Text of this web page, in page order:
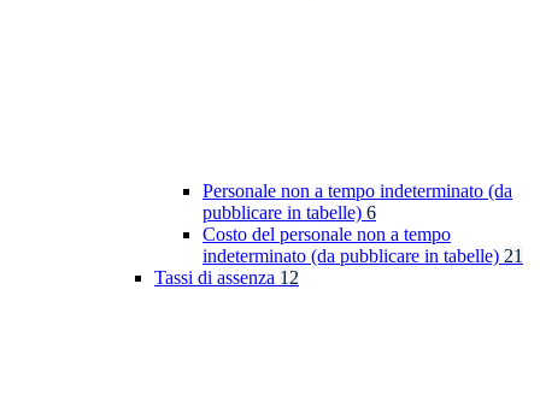
Personale non a tempo indeterminato (da
pubblicare in tabelle) 6
Costo del personale non a tempo
indeterminato (da pubblicare in tabelle) 21
Tassi di assenza 12